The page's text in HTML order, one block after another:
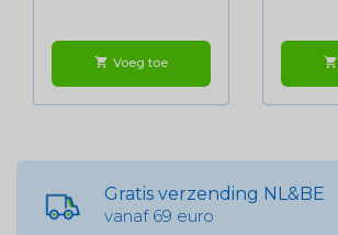
shopping_cart Voeg toe shopping_cart
Gratis verzending NL&BE
vanaf 69 euro